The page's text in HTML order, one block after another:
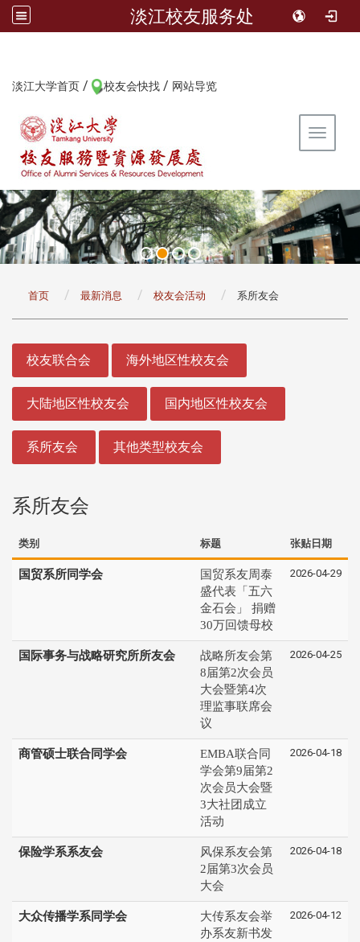
淡江校友服务处
淡江大学首页 / 校友会快找 / 网站导览
Toggle
首页 最新消息 校友会活动 系所友会
校友联合会 海外地区性校友会
大陆地区性校友会 国内地区性校友会
系所友会 其他类型校友会
系所友会
类别 标题 张贴日期
国贸系所同学会
国贸系友周泰
盛代表「五六
金石会」 捐赠
30万回馈母校
2026-04-29
国际事务与战略研究所所友会
战略所友会第
8届第2次会员
大会暨第4次
理监事联席会
议
2026-04-25
商管硕士联合同学会
EMBA联合同
学会第9届第2
次会员大会暨
3大社团成立
活动
2026-04-18
保险学系系友会
风保系友会第
2届第3次会员
大会
2026-04-18
大众传播学系同学会
大传系友会举
办系友新书发
2026-04-12